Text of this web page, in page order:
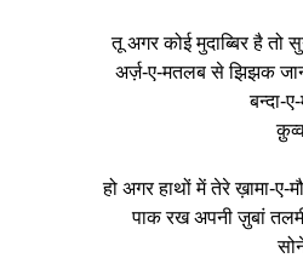
तू अगर कोई मुदाब्बिर है तो
अर्ज़-ए-मतलब से झिझक
बन्दा-
हो अगर हाथों में तेरे ख़ामा-ए-
पाक रख अपनी ज़ुबां